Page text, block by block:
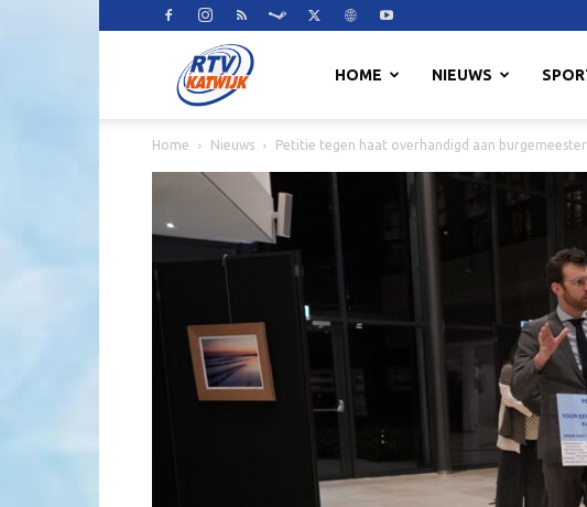
HOME NIEUWS
Home Nieuws Petitie tegen haat overhandigd aan